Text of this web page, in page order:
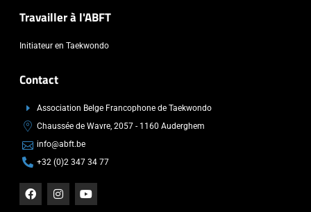
Travailler à l'ABFT
Initiateur en Taekwondo
Contact
Association Belge Francophone de Taekwondo
Chaussée de Wavre, 2057 - 1160 Auderghem
info@abft.be
+32 (0)2 347 34 77